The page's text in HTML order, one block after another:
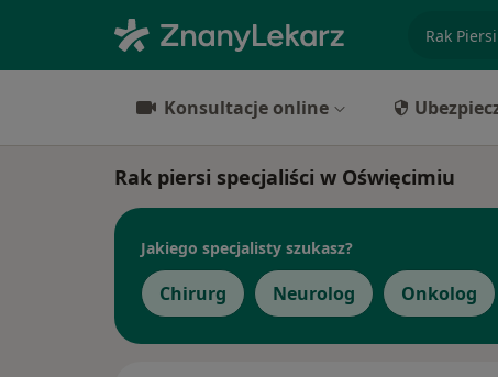
Konsultacje online
Rak piersi specjaliści w Oświęcimiu
Jakiego specjalisty szukasz?
Chirurg Neurolog Onkolog